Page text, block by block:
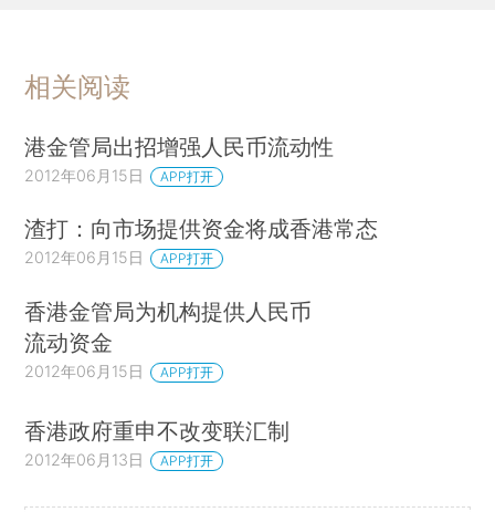
相关阅读
港金管局出招增强人民币流动性
2012年06月15日 APP打开
渣打：向市场提供资金将成香港常态
2012年06月15日 APP打开
香港金管局为机构提供人民币
流动资金
2012年06月15日 APP打开
香港政府重申不改变联汇制
2012年06月13日 APP打开